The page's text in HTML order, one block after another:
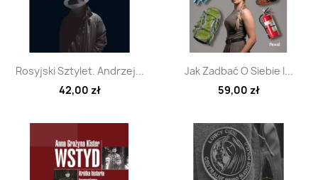
Szybki podgląd
Rosyjski Sztylet. Andrzej...
42,00 zł
Szybki podgląd
Jak Zadbać O Siebie I...
59,00 zł